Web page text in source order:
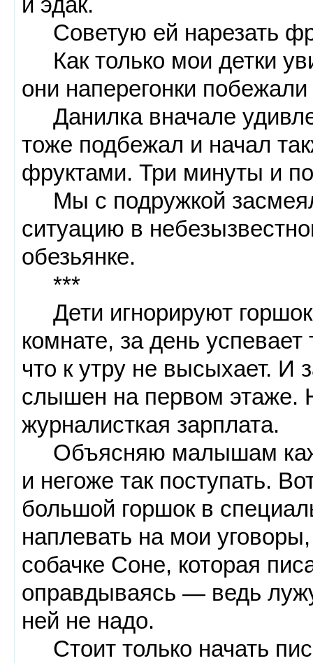
Советую ей нарезать
Как только мои детки
они наперегонки побежали
Данилка вначале
тоже подбежал и начал
фруктами. Три минуты и
Мы с подружкой
ситуацию в
обезьянке.
***
Дети игнорируют
комнате, за день успевает
что к утру не высыхает. И
слышен на первом этаже.
журналисткая зарплата.
Объясняю малышам
и негоже так поступать.
большой горшок в
наплевать на мои
собачке Соне, которая
оправдываясь — ведь
ней не надо.
Стоит только начать